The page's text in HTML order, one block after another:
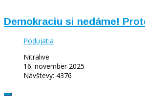
Demokraciu si nedáme!
Podujatia
Nitralive
16. november 2025
Návštevy: 4376